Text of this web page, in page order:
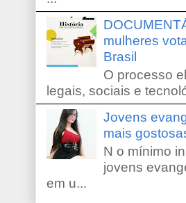
mulheres
Brasil
O processo
legais, sociais e
Jovens
mais
N o mínimo
jovens
em u...